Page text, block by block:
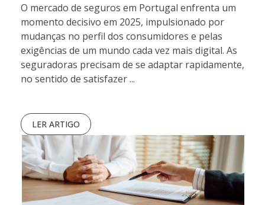
O mercado de seguros em Portugal enfrenta um
momento decisivo em 2025, impulsionado por
mudanças no perfil dos consumidores e pelas
exigências de um mundo cada vez mais digital. As
seguradoras precisam de se adaptar rapidamente,
no sentido de satisfazer ...
LER ARTIGO